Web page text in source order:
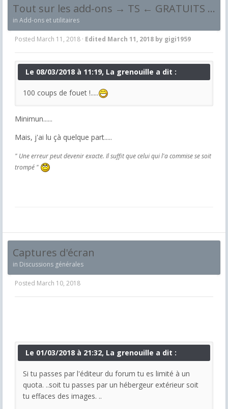
Tout sur les add-ons → TS ← GRATUITS - Free !
in Add-ons et utilitaires
Posted March 11, 2018 · Edited March 11, 2018 by gigi1959
Le 08/03/2018 à 11:19, La grenouille a dit :
100 coups de fouet !.....
Minimun......
Mais, j'ai lu çà quelque part.....
" Une erreur peut devenir exacte. Il suffit que celui qui l'a commise se soit
trompé "
Captures d'écran
in Discussions générales
Posted March 10, 2018
Le 01/03/2018 à 21:32, La grenouille a dit :
Si tu passes par l'éditeur du forum tu es limité à un
quota. ..soit tu passes par un hébergeur extérieur soit
tu effaces des images. ..